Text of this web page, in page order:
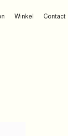
Winkel Contact